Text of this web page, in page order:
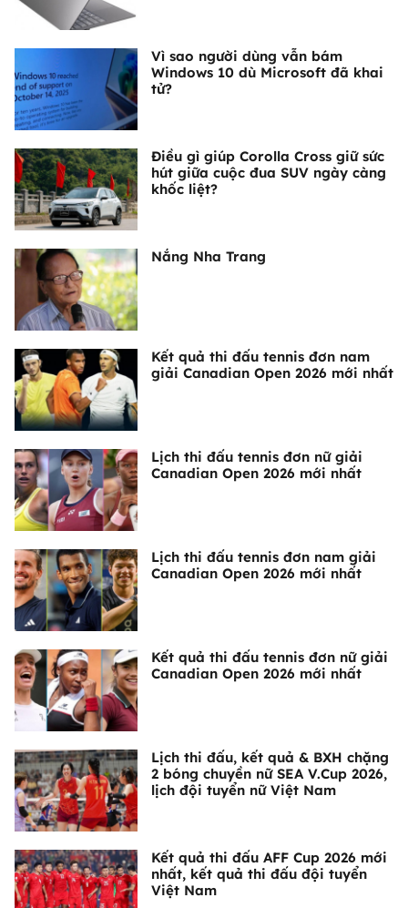
Vì sao người dùng vẫn bám
Windows 10 dù Microsoft đã khai
tử?
Điều gì giúp Corolla Cross giữ sức
hút giữa cuộc đua SUV ngày càng
khốc liệt?
Nắng Nha Trang
Kết quả thi đấu tennis đơn nam
giải Canadian Open 2026 mới nhất
Lịch thi đấu tennis đơn nữ giải
Canadian Open 2026 mới nhất
Lịch thi đấu tennis đơn nam giải
Canadian Open 2026 mới nhất
Kết quả thi đấu tennis đơn nữ giải
Canadian Open 2026 mới nhất
Lịch thi đấu, kết quả & BXH chặng
2 bóng chuyền nữ SEA V.Cup 2026,
lịch đội tuyển nữ Việt Nam
Kết quả thi đấu AFF Cup 2026 mới
nhất, kết quả thi đấu đội tuyển
Việt Nam